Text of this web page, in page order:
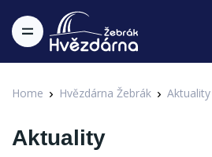
Home Hvězdárna Žebrák Aktuality
Aktuality